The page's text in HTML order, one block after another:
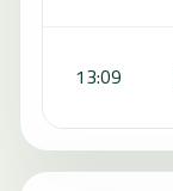
13:09